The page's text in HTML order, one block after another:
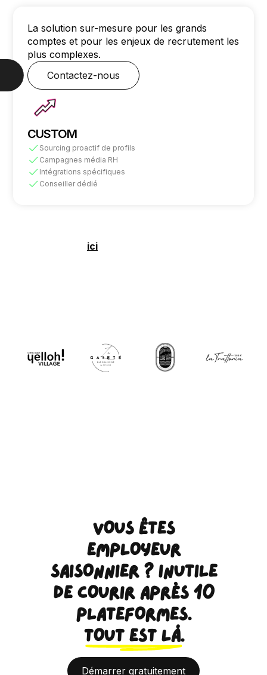
CUSTOM
La solution sur-mesure pour les grands
comptes et pour les enjeux de recrutement les
plus complexes.
Contactez-nous
Sourcing proactif de profils
Campagnes média RH
Intégrations spécifiques
Conseiller dédié
ici
VOUS ÊTES
EMPLOYEUR
SAISONNIER ? INUTILE
DE COURIR APRÈS 10
PLATEFORMES.
TOUT EST LÀ.
Démarrer gratuitement